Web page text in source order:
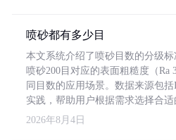
喷砂都有多少目
本文系统介绍了喷砂目数的分级
喷砂200目对应的表面粗糙度（Ra
同目数的应用场景。数据来源包
实践，帮助用户根据需求选择合适
2026年8月4日